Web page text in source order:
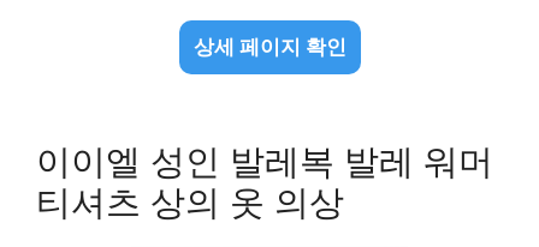
상세 페이지 확인
이이엘 성인 발레복 발레 워머
티셔츠 상의 옷 의상